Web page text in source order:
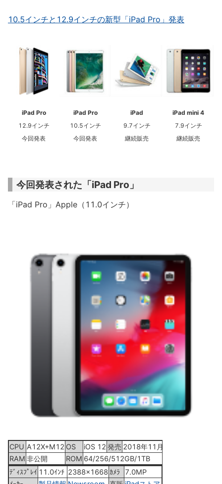
10.5インチと12.9インチの新型「iPad Pro」発表
iPad Pro
12.9インチ
今回発表
iPad Pro
10.5インチ
今回発表
iPad
9.7インチ
継続販売
iPad mini 4
7.9インチ
継続販売
今回発表された「iPad Pro」
「iPad Pro」Apple（11.0インチ）
CPU A12X+M12 OS iOS 12 発売 2018年11月7日
RAM 非公開 ROM 64/256/512GB/1TB
ﾃﾞｨｽﾌﾟﾚｲ 11.0ｲﾝﾁ 2388x1668 ｶﾒﾗ
7.0MP